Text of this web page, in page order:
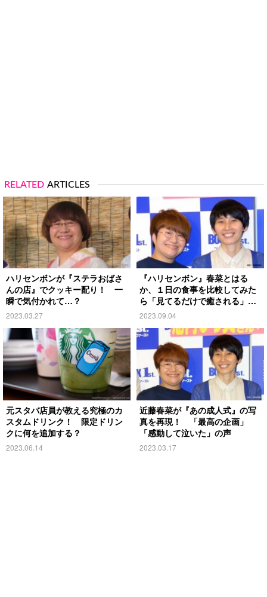
RELATED ARTICLES
ハリセンボンが『ステラおばさ
んの店』でクッキー配り！ 一
瞬で気付かれて…？
2023.03.27
『ハリセンボン』春菜とはる
か、１日の食事を比較してみた
ら「見てるだけで癒される」
「人柄が素敵」
2023.09.04
元スタバ店員が教える究極のカ
スタムドリンク！ 限定ドリン
クに何を追加する？
2023.06.14
近藤春菜が『あの成人式』の写
真を再現！ 「最高の企画」
「感動して泣いた」の声
2023.03.17